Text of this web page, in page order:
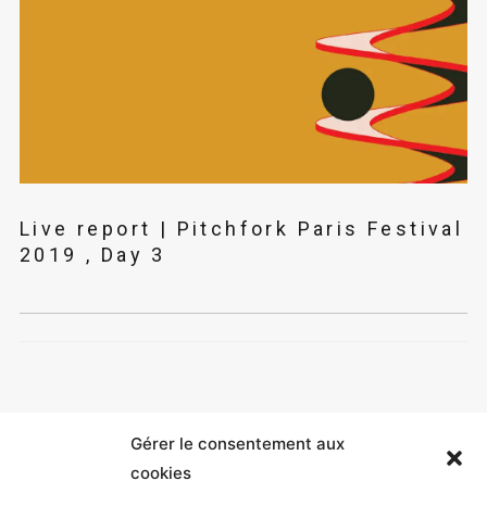
Gérer le consentement aux
cookies
Live report | Pitchfork Paris Festival
2019 , Day 3